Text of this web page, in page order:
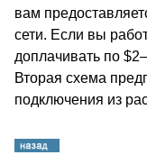
вам
сети. Если вы
доплачивать по
Вторая схема
подключения из